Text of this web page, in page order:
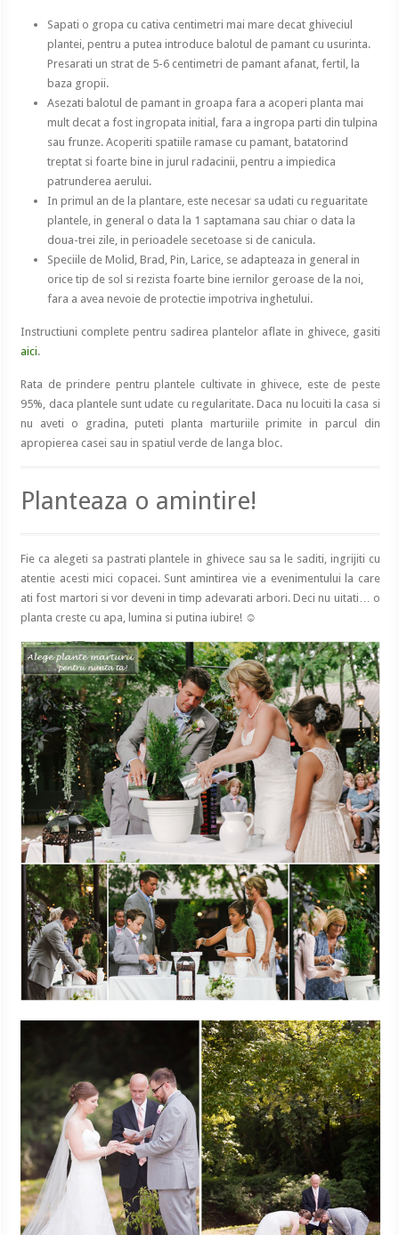
Sapati o gropa cu cativa centimetri mai mare decat ghiveciul
plantei, pentru a putea introduce balotul de pamant cu usurinta.
Presarati un strat de 5-6 centimetri de pamant afanat, fertil, la
baza gropii.
Asezati balotul de pamant in groapa fara a acoperi planta mai
mult decat a fost ingropata initial, fara a ingropa parti din tulpina
sau frunze. Acoperiti spatiile ramase cu pamant, batatorind
treptat si foarte bine in jurul radacinii, pentru a impiedica
patrunderea aerului.
In primul an de la plantare, este necesar sa udati cu reguaritate
plantele, in general o data la 1 saptamana sau chiar o data la
doua-trei zile, in perioadele secetoase si de canicula.
Speciile de Molid, Brad, Pin, Larice, se adapteaza in general in
orice tip de sol si rezista foarte bine iernilor geroase de la noi,
fara a avea nevoie de protectie impotriva inghetului.
Instructiuni complete pentru sadirea plantelor aflate in ghivece, gasiti
aici.
Rata de prindere pentru plantele cultivate in ghivece, este de peste
95%, daca plantele sunt udate cu regularitate. Daca nu locuiti la casa si
nu aveti o gradina, puteti planta marturiile primite in parcul din
apropierea casei sau in spatiul verde de langa bloc.
Planteaza o amintire!
Fie ca alegeti sa pastrati plantele in ghivece sau sa le saditi, ingrijiti cu
atentie acesti mici copacei. Sunt amintirea vie a evenimentului la care
ati fost martori si vor deveni in timp adevarati arbori. Deci nu uitati… o
planta creste cu apa, lumina si putina iubire! ☺